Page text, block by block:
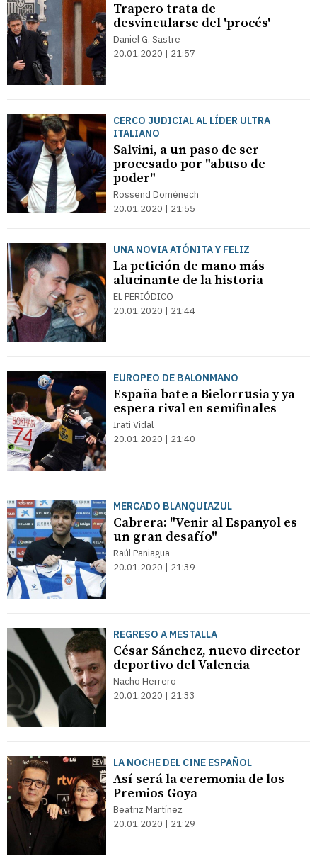
Trapero trata de
desvincularse del 'procés'
Daniel G. Sastre
20.01.2020 | 21:57
CERCO JUDICIAL AL LÍDER ULTRA
ITALIANO
Salvini, a un paso de ser
procesado por "abuso de
poder"
Rossend Domènech
20.01.2020 | 21:55
UNA NOVIA ATÓNITA Y FELIZ
La petición de mano más
alucinante de la historia
EL PERIÓDICO
20.01.2020 | 21:44
EUROPEO DE BALONMANO
España bate a Bielorrusia y ya
espera rival en semifinales
Irati Vidal
20.01.2020 | 21:40
MERCADO BLANQUIAZUL
Cabrera: "Venir al Espanyol es
un gran desafío"
Raúl Paniagua
20.01.2020 | 21:39
REGRESO A MESTALLA
César Sánchez, nuevo director
deportivo del Valencia
Nacho Herrero
20.01.2020 | 21:33
LA NOCHE DEL CINE ESPAÑOL
Así será la ceremonia de los
Premios Goya
Beatriz Martínez
20.01.2020 | 21:29